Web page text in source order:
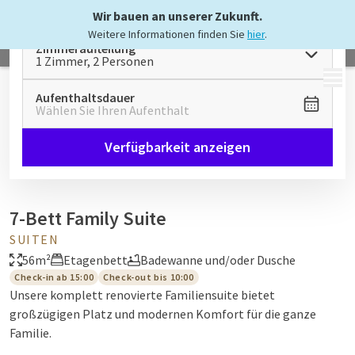
Wir bauen an unserer Zukunft.
Weitere Informationen finden Sie hier.
MENÜ
Zimmeraufteilung
1 Zimmer, 2 Personen
Aufenthaltsdauer
Wählen Sie Ihren Aufenthalt
Verfügbarkeit anzeigen
7-Bett Family Suite
SUITEN
56m²
Etagenbett Badewanne und/oder Dusche
Check-in ab 15:00 Check-out bis 10:00
Unsere komplett renovierte Familiensuite bietet
großzügigen Platz und modernen Komfort für die ganze
Familie.